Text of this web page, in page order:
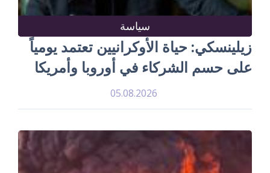
سياسة
زيلينسكي: حياة الأوكرانيين تعتمد يومياً
على حسم الشركاء في أوروبا وأمريكا
05.08.2026